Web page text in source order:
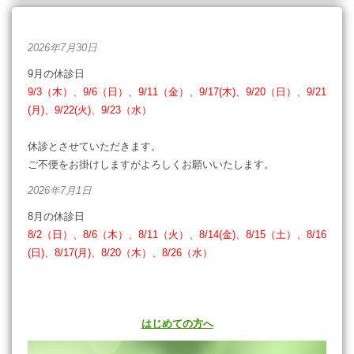
2026年7月30日
9月の休診日
9/3（木）、9/6（日）、9/11（金）、9/17(木)、9/20（日）、9/21
(月)、9/22(火)、9/23（水）
休診とさせていただきます。
ご不便をお掛けしますがよろしくお願いいたします。
2026年7月1日
8月の休診日
8/2（日）、8/6（木）、8/11（火）、8/14(金)、8/15（土）、8/16
(日)、8/17(月)、8/20（木）、8/26（水）
はじめての方へ